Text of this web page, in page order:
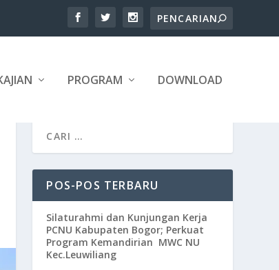
PROGRAM DOWNLOAD
POS-POS TERBARU
Silaturahmi dan Kunjungan Kerja
PCNU Kabupaten Bogor; Perkuat
Program Kemandirian MWC NU
Kec.Leuwiliang